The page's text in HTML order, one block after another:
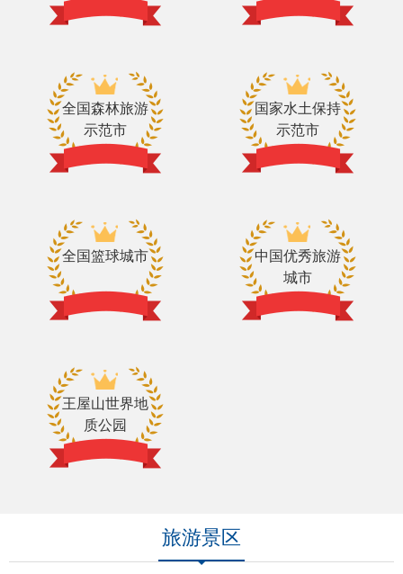
全国森林旅游
示范市
国家水土保持
示范市
全国篮球城市
中国优秀旅游
城市
王屋山世界地
质公园
旅游景区